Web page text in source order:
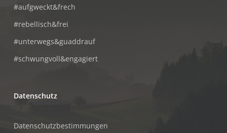
#aufgweckt&frech
#rebellisch&frei
#unterwegs&guaddrauf
#schwungvoll&engagiert
Datenschutz
Datenschutzbestimmungen